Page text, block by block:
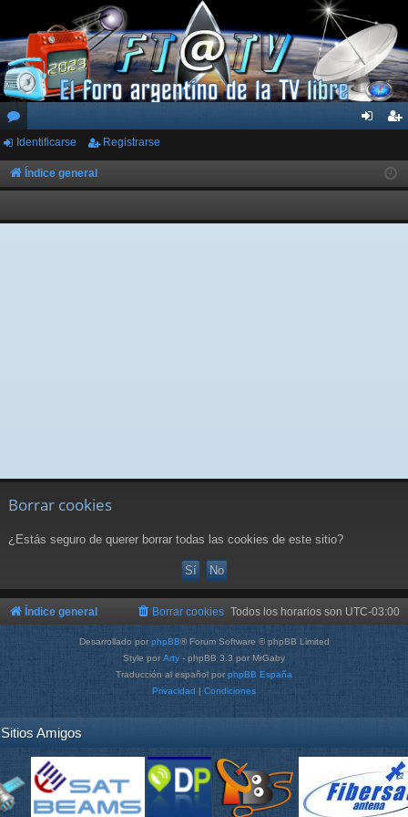
or
os
ar
ist
rs
Identificarse Registrarse
Índice general
Borrar cookies
¿Estás seguro de querer borrar todas las cookies de este sitio?
Índice general Todos los horarios son UTC-03:00
Borrar cookies
Desarrollado porphpBB® Forum Software © phpBB Limited
Style por Arty - phpBB 3.3 por MrGaby
Traducción al español por phpBB España
Privacidad | Condiciones
Sitios Amigos